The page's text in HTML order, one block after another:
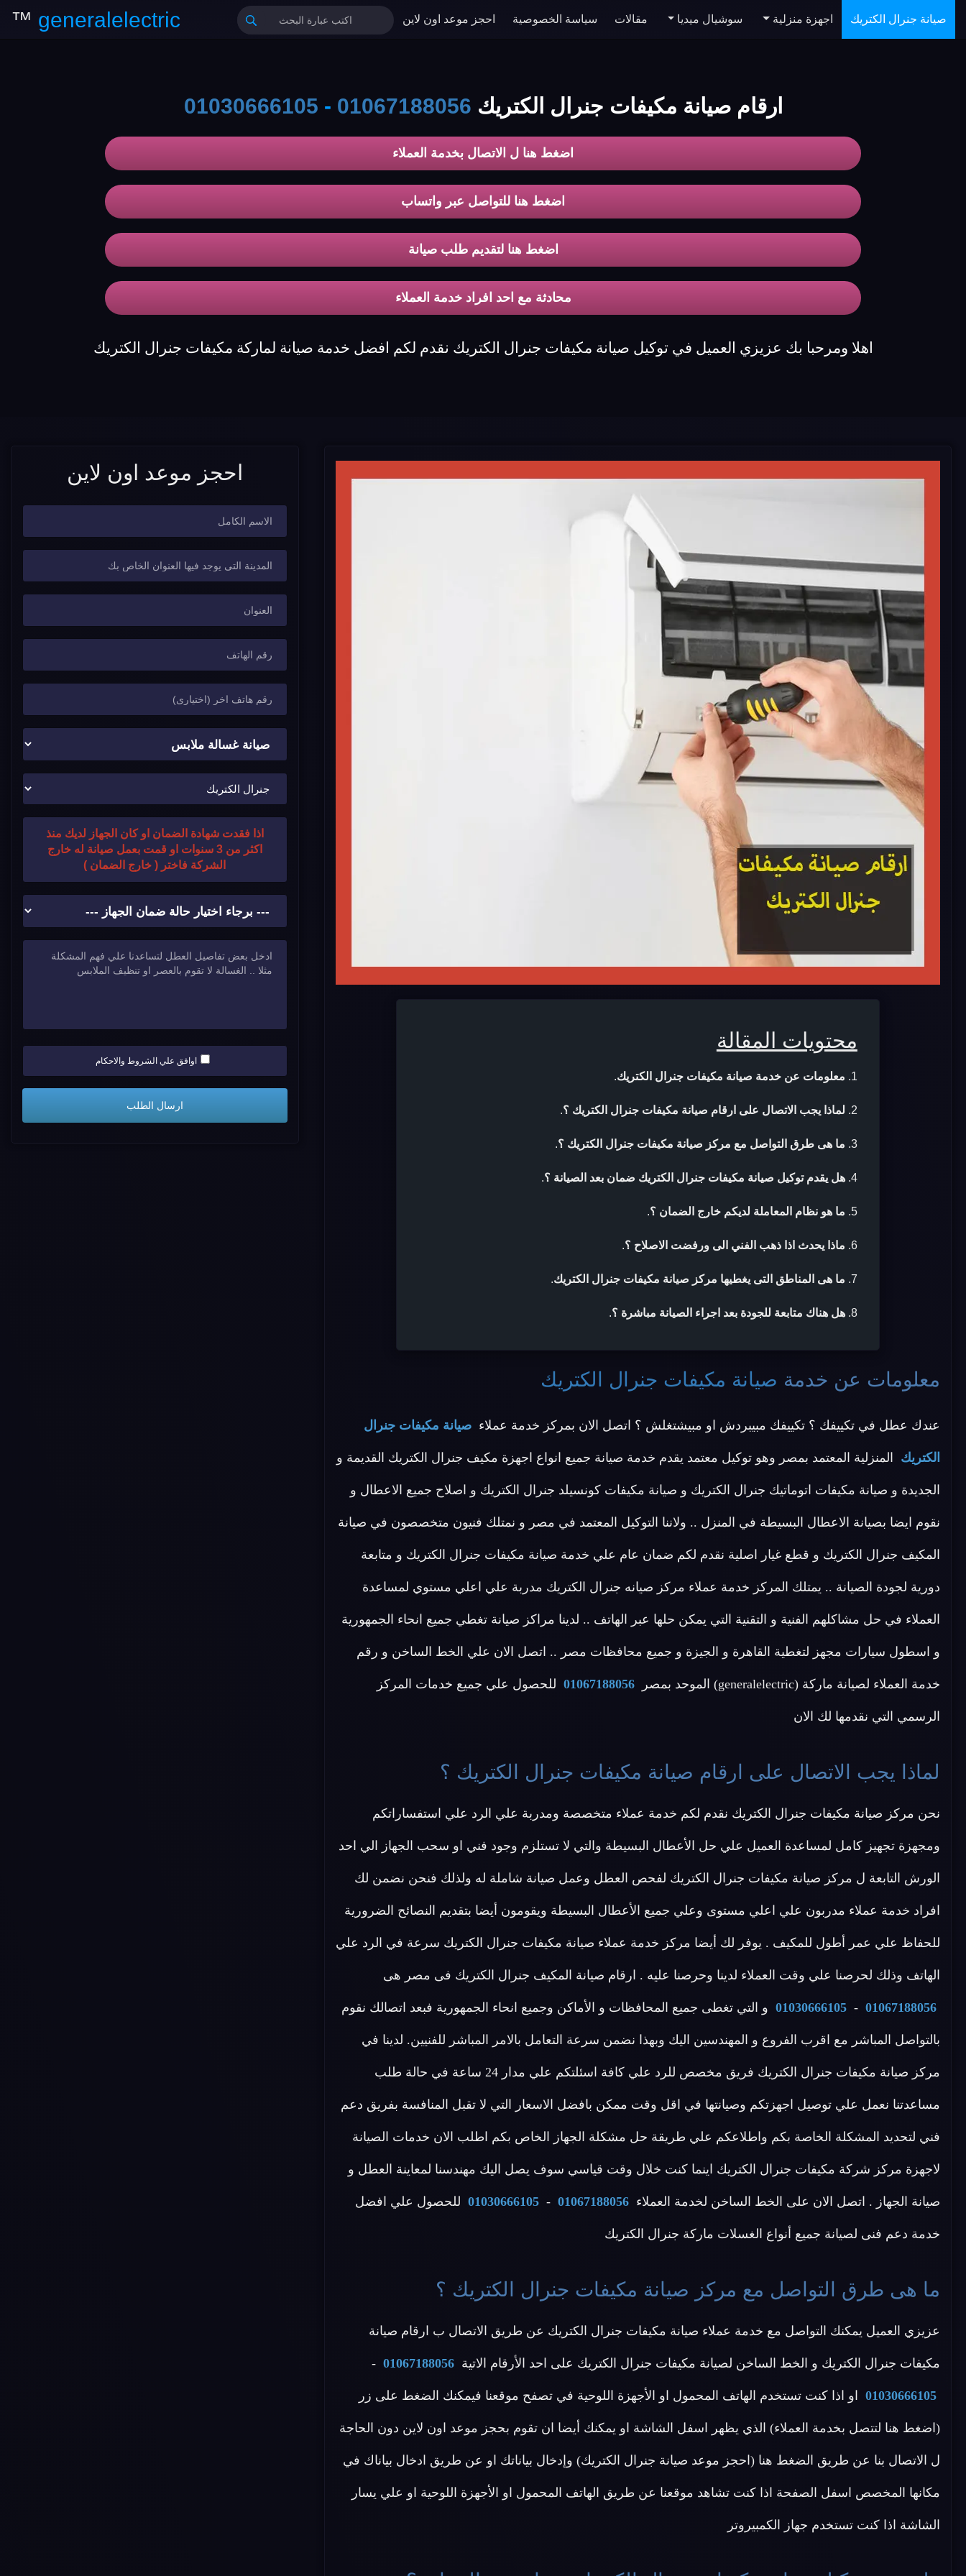
generalelectric
™ صيانة جنرال الكتريك اجهزة منزلية سوشيال ميديا مقالات سياسة الخصوصية احجز موعد اون لاين
ارقام صيانة مكيفات جنرال الكتريك 01067188056
-
01030666105
اضغط هنا ل الاتصال بخدمة العملاء
اضغط هنا للتواصل عبر واتساب
اضغط هنا لتقديم طلب صيانة
محادثة مع احد افراد خدمة العملاء
اهلا ومرحبا بك عزيزي العميل في توكيل صيانة مكيفات جنرال الكتريك نقدم لكم افضل خدمة صيانة لماركة مكيفات جنرال الكتريك
محتويات المقالة
معلومات عن خدمة صيانة مكيفات جنرال الكتريك.
لماذا يجب الاتصال على ارقام صيانة مكيفات جنرال الكتريك ؟.
ما هى طرق التواصل مع مركز صيانة مكيفات جنرال الكتريك ؟.
هل يقدم توكيل صيانة مكيفات جنرال الكتريك ضمان بعد الصيانة ؟.
ما هو نظام المعاملة لديكم خارج الضمان ؟.
ماذا يحدث اذا ذهب الفني الى ورفضت الاصلاح ؟.
ما هى المناطق التى يغطيها مركز صيانة مكيفات جنرال الكتريك.
هل هناك متابعة للجودة بعد اجراء الصيانة مباشرة ؟.
معلومات عن خدمة صيانة مكيفات جنرال الكتريك
عندك عطل في تكييفك ؟ تكييفك مبيبردش او مبيشتغلش ؟ اتصل الان بمركز خدمة عملاء صيانة مكيفات جنرال
الكتريك المنزلية المعتمد بمصر وهو توكيل معتمد يقدم خدمة صيانة جميع انواع اجهزة مكيف جنرال الكتريك القديمة و
الجديدة و صيانة مكيفات اتوماتيك جنرال الكتريك و صيانة مكيفات كونسيلد جنرال الكتريك و اصلاح جميع الاعطال و
نقوم ايضا بصيانة الاعطال البسيطة في المنزل .. ولاننا التوكيل المعتمد في مصر و نمتلك فنيون متخصصون في صيانة
المكيف جنرال الكتريك و قطع غيار اصلية نقدم لكم ضمان عام علي خدمة صيانة مكيفات جنرال الكتريك و متابعة
دورية لجودة الصيانة .. يمتلك المركز خدمة عملاء مركز صيانه جنرال الكتريك مدربة علي اعلي مستوي لمساعدة
العملاء في حل مشاكلهم الفنية و التقنية التي يمكن حلها عبر الهاتف .. لدينا مراكز صيانة تغطي جميع انحاء الجمهورية
و اسطول سيارات مجهز لتغطية القاهرة و الجيزة و جميع محافظات مصر .. اتصل الان علي الخط الساخن و رقم
خدمة العملاء لصيانة ماركة (generalelectric) الموحد بمصر 01067188056 للحصول علي جميع خدمات المركز
الرسمي التي نقدمها لك الان
لماذا يجب الاتصال على ارقام صيانة مكيفات جنرال الكتريك ؟
نحن مركز صيانة مكيفات جنرال الكتريك نقدم لكم خدمة عملاء متخصصة ومدربة علي الرد علي استفساراتكم
ومجهزة تجهيز كامل لمساعدة العميل علي حل الأعطال البسيطة والتي لا تستلزم وجود فني او سحب الجهاز الي احد
الورش التابعة ل مركز صيانة مكيفات جنرال الكتريك لفحص العطل وعمل صيانة شاملة له ولذلك فنحن نضمن لك
افراد خدمة عملاء مدربون علي اعلي مستوى وعلي جميع الأعطال البسيطة ويقومون أيضا بتقديم النصائح الضرورية
للحفاظ علي عمر أطول للمكيف . يوفر لك أيضا مركز خدمة عملاء صيانة مكيفات جنرال الكتريك سرعة في الرد علي
الهاتف وذلك لحرصنا علي وقت العملاء لدينا وحرصنا عليه . ارقام صيانة المكيف جنرال الكتريك فى مصر هى
01067188056
-
01030666105 و التي تغطى جميع المحافظات و الأماكن وجميع انحاء الجمهورية فبعد اتصالك نقوم
بالتواصل المباشر مع اقرب الفروع و المهندسين اليك وبهذا نضمن سرعة التعامل بالامر المباشر للفنيين. لدينا في
مركز صيانة مكيفات جنرال الكتريك فريق مخصص للرد علي كافة اسئلتكم علي مدار 24 ساعة في حالة طلب
مساعدتنا نعمل علي توصيل اجهزتكم وصيانتها في اقل وقت ممكن بافضل الاسعار التي لا تقبل المنافسة بفريق دعم
فني لتحديد المشكلة الخاصة بكم واطلاعكم علي طريقة حل مشكلة الجهاز الخاص بكم اطلب الان خدمات الصيانة
لاجهزة مركز شركة مكيفات جنرال الكتريك اينما كنت خلال وقت قياسي سوف يصل اليك مهندسنا لمعاينة العطل و
صيانة الجهاز . اتصل الان على الخط الساخن لخدمة العملاء 01067188056
-
01030666105 للحصول علي افضل
خدمة دعم فنى لصيانة جميع أنواع الغسلات ماركة جنرال الكتريك
ما هى طرق التواصل مع مركز صيانة مكيفات جنرال الكتريك ؟
عزيزي العميل يمكنك التواصل مع خدمة عملاء صيانة مكيفات جنرال الكتريك عن طريق الاتصال ب ارقام صيانة
مكيفات جنرال الكتريك و الخط الساخن لصيانة مكيفات جنرال الكتريك على احد الأرقام الاتية 01067188056
-
01030666105 او اذا كنت تستخدم الهاتف المحمول او الأجهزة اللوحية في تصفح موقعنا فيمكنك الضغط على زر
(اضغط هنا لتتصل بخدمة العملاء) الذي يظهر اسفل الشاشة او يمكنك أيضا ان تقوم بحجز موعد اون لاين دون الحاجة
ل الاتصال بنا عن طريق الضغط هنا (احجز موعد صيانة جنرال الكتريك) وإدخال بياناتك او عن طريق ادخال بياناك في
مكانها المخصص اسفل الصفحة اذا كنت تشاهد موقعنا عن طريق الهاتف المحمول او الأجهزة اللوحية او علي يسار
الشاشة اذا كنت تستخدم جهاز الكمبيروتر
احجز موعد اون لاين
اذا فقدت شهادة الضمان او كان الجهاز لديك منذ
اكثر من 3 سنوات او قمت بعمل صيانة له خارج
الشركة فاختر ( خارج الضمان )
اوافق علي الشروط والاحكام